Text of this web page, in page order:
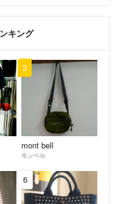
キング
3
mont bell
モンベル
6